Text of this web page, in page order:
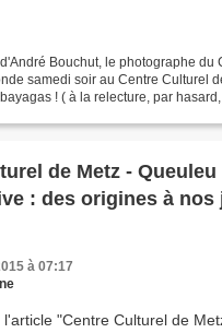
Bouchut, le photographe du Centre !
samedi soir au Centre Culturel
! ( à la relecture, par
de Metz -
: des origines à nos
à 07:17